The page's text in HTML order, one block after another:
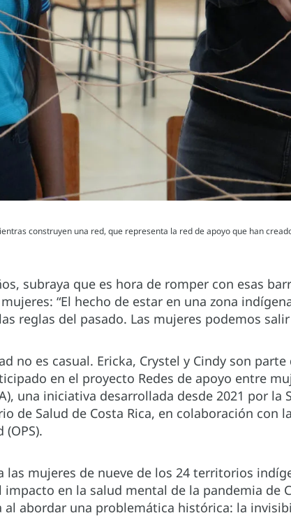
construyen una red, que representa la red de apoyo que han
subraya que es hora de romper con esas
“El hecho de estar en una zona
reglas del pasado. Las mujeres podemos
no es casual. Ericka, Crystel y Cindy son
en el proyecto Redes de apoyo entre
una iniciativa desarrollada desde 2021 por la
de Salud de Costa Rica, en colaboración con
las mujeres de nueve de los 24 territorios
en la salud mental de la pandemia de
abordar una problemática histórica: la